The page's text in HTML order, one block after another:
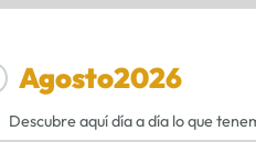
Agosto2026
Descubre aquí día a día lo que